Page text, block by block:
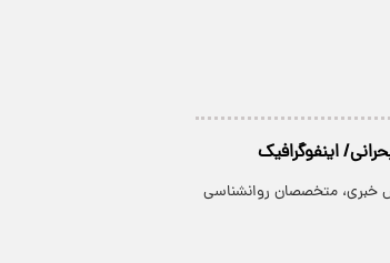
اینفوگرافیک
خبری، متخصصان روانشناسی